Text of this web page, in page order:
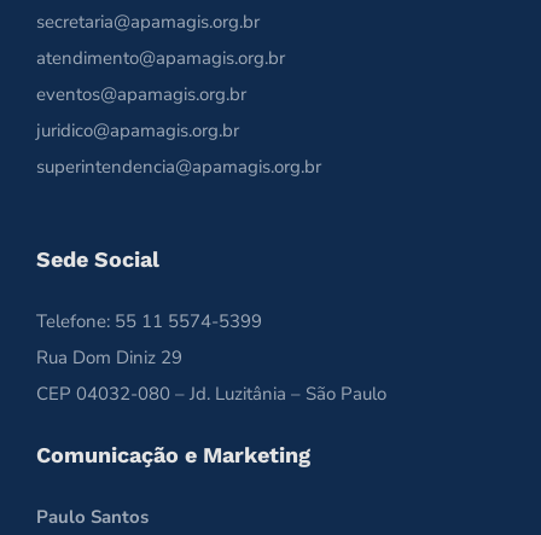
secretaria@apamagis.org.br
atendimento@apamagis.org.br
eventos@apamagis.org.br
juridico@apamagis.org.br
superintendencia@apamagis.org.br
Sede Social
Telefone: 55 11 5574-5399
Rua Dom Diniz 29
CEP 04032-080 – Jd. Luzitânia – São Paulo
Comunicação e Marketing
Paulo Santos